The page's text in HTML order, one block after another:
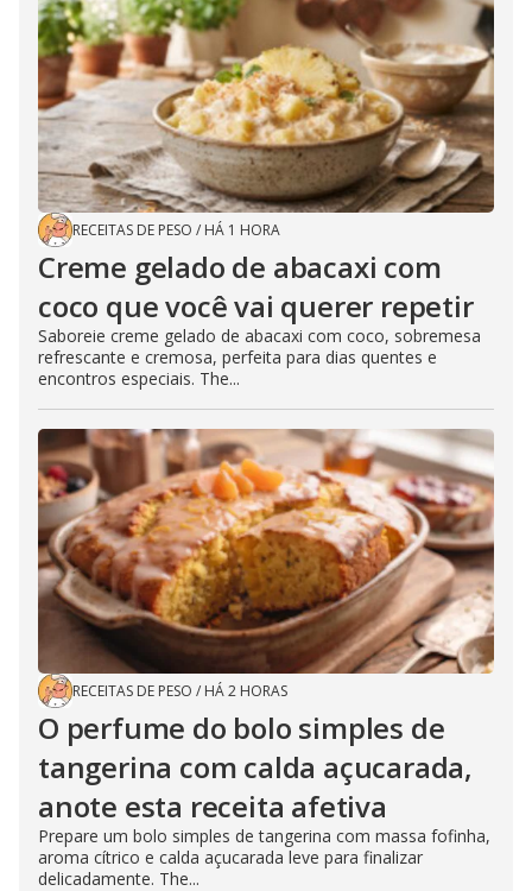
RECEITAS DE PESO / HÁ 1 HORA
Creme gelado de abacaxi com
coco que você vai querer repetir
Saboreie creme gelado de abacaxi com coco, sobremesa
refrescante e cremosa, perfeita para dias quentes e
encontros especiais. The...
RECEITAS DE PESO / HÁ 2 HORAS
O perfume do bolo simples de
tangerina com calda açucarada,
anote esta receita afetiva
Prepare um bolo simples de tangerina com massa fofinha,
aroma cítrico e calda açucarada leve para finalizar
delicadamente. The...